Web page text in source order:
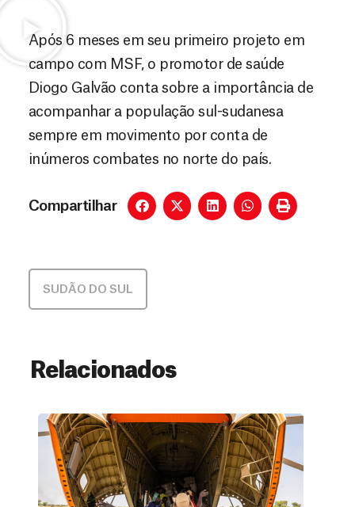
Após 6 meses em seu primeiro projeto em
campo com MSF, o promotor de saúde
Diogo Galvão conta sobre a importância de
acompanhar a população sul-sudanesa
sempre em movimento por conta de
inúmeros combates no norte do país.
Compartilhar
SUDÃO DO SUL
Relacionados